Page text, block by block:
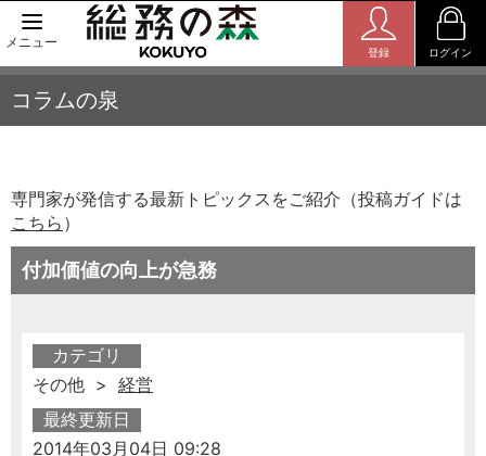
メニュー
登録 ログイン
コラムの泉
専門家が発信する最新トピックスをご紹介（投稿ガイドは
こちら ）
付加価値の向上が急務
カテゴリ
その他 > 経営
最終更新日
2014年03月04日 09:28